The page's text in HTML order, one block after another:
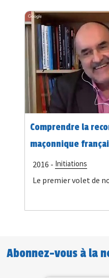
Comprendre la
maçonnique
2016 - Initiations
Le premier volet de
Abonnez-vous à la